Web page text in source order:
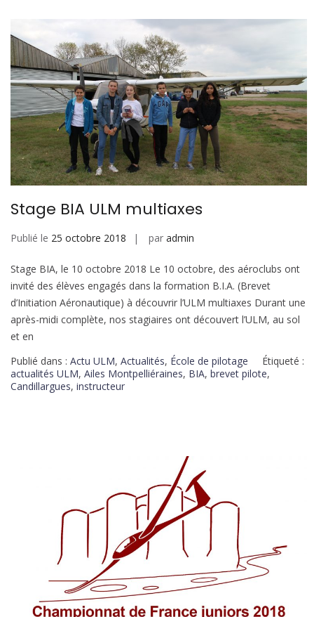
Stage BIA ULM multiaxes
Publié le 25 octobre 2018 par admin
Stage BIA, le 10 octobre 2018 Le 10 octobre, des aéroclubs ont
invité des élèves engagés dans la formation B.I.A. (Brevet
d’Initiation Aéronautique) à découvrir l’ULM multiaxes Durant une
après-midi complète, nos stagiaires ont découvert l’ULM, au sol
et en
Publié dans : Actu ULM, Actualités, École de pilotage
Étiqueté :
actualités ULM, Ailes Montpelliéraines, BIA, brevet pilote,
Candillargues, instructeur